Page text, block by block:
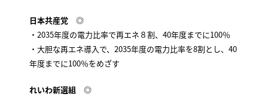
日本共産党◎
・2035年度の電力比率で再エネ８割、40年度までに100％
・大胆な再エネ導入で、2035年度の電力比率を8割とし、40
年度までに100％をめざす
れいわ新選組 ◎